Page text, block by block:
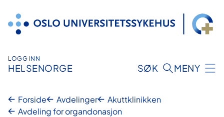
innhold
LOGG INN
HELSENORGE SØK MENY
Forside Avdelinger
Akuttklinikken
Avdeling for organdonasjon